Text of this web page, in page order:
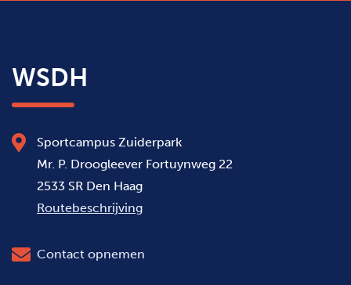
WSDH
Sportcampus Zuiderpark
Mr. P. Droogleever Fortuynweg 22
2533 SR Den Haag
Routebeschrijving
Contact opnemen